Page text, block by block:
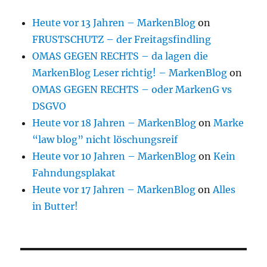
Heute vor 13 Jahren – MarkenBlog on
FRUSTSCHUTZ – der Freitagsfindling
OMAS GEGEN RECHTS – da lagen die
MarkenBlog Leser richtig! – MarkenBlog on
OMAS GEGEN RECHTS – oder MarkenG vs
DSGVO
Heute vor 18 Jahren – MarkenBlog onMarke
“law blog” nicht löschungsreif
Heute vor 10 Jahren – MarkenBlog onKein
Fahndungsplakat
Heute vor 17 Jahren – MarkenBlog onAlles
in Butter!